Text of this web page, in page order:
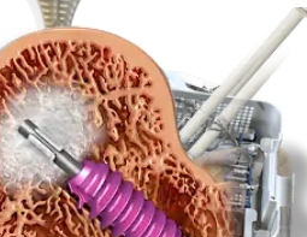
BoneSync™